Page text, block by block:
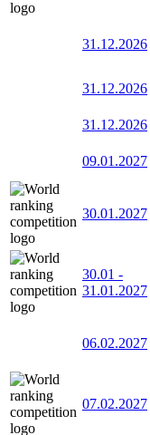
31.12.2026
31.12.2026
31.12.2026
09.01.2027
30.01.2027
30.01 -
31.01.2027
06.02.2027
07.02.2027